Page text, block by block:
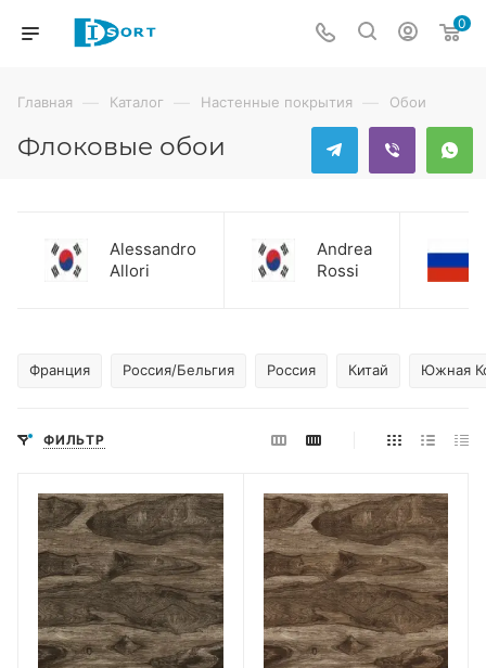
0
Главная — Каталог — Настенные покрытия — Обои
Флоковые обои
Alessandro
Allori
Andrea
Rossi
Франция Россия/Бельгия Россия Китай Южная
ФИЛЬТР